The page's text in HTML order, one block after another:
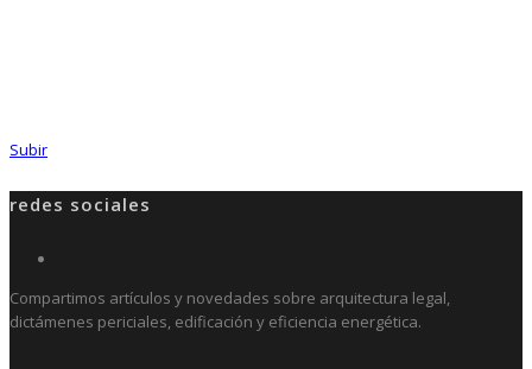
Subir
redes sociales
Compartimos artículos y novedades sobre arquitectura legal,
dictámenes periciales, edificación y eficiencia energética.